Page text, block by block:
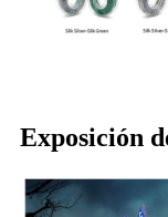
Exposición